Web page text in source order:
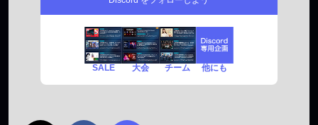
SALE 大会 チーム 他にも